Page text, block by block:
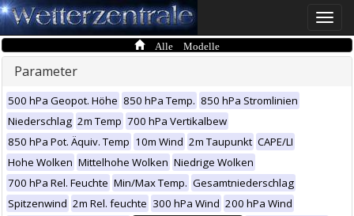
Toggle
Alle Modelle
Parameter
500 hPa Geopot. Höhe 850 hPa Temp. 850 hPa Stromlinien
Niederschlag 2m Temp 700 hPa Vertikalbew
850 hPa Pot. Äquiv. Temp 10m Wind 2m Taupunkt CAPE/LI
Hohe Wolken Mittelhohe Wolken Niedrige Wolken
700 hPa Rel. Feuchte Min/Max Temp. Gesamtniederschlag
Spitzenwind 2m Rel. feuchte 300 hPa Wind 200 hPa Wind